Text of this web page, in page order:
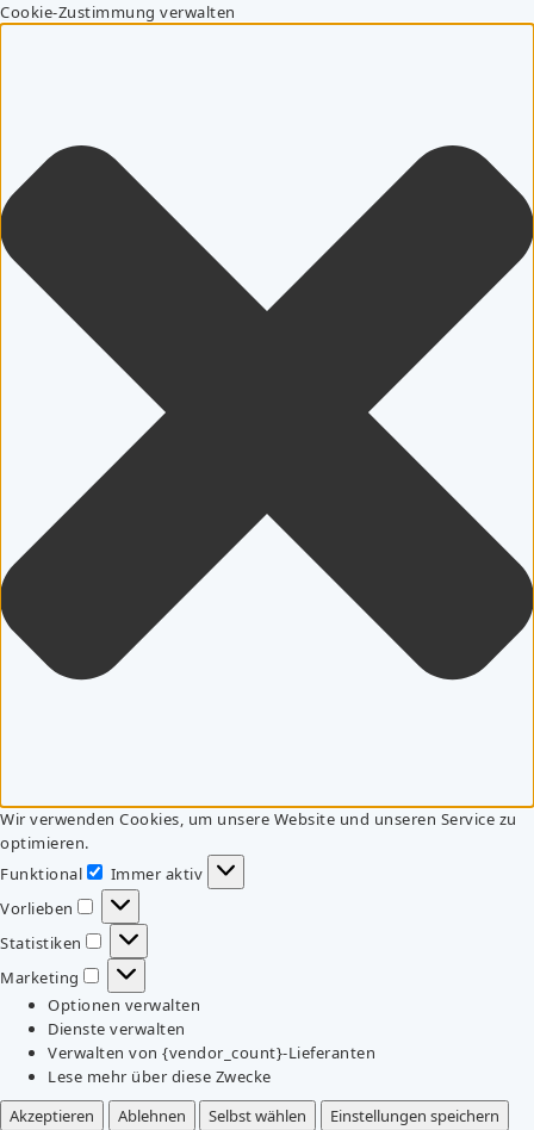
Cookie-Zustimmung verwalten
Wir verwenden Cookies, um unsere Website und unseren Service zu
optimieren.
Funktional
Funktional
Immer aktiv
Vorlieben
Vorlieben
Statistiken
Statistiken
Marketing
Marketing
Optionen verwalten
Dienste verwalten
Verwalten von {vendor_count}-Lieferanten
Lese mehr über diese Zwecke
Akzeptieren
Ablehnen Selbst wählen
Einstellungen speichern